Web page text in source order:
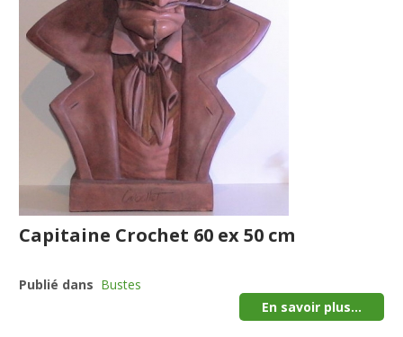
Capitaine Crochet 60 ex 50 cm
Publié dans Bustes
En savoir plus...